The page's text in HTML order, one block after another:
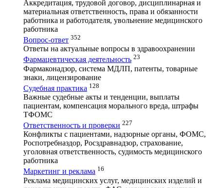
Аккредитация, трудовой договор, дисциплинарная и
материальная ответственность, права и обязанности
работника и работодателя, увольнение медицинского
работника
Вопрос-ответ 352
Ответы на актуальные вопросы в здравоохранении
Фармацевтическая деятельность 23
Фармаконадзор, система МДЛП, патенты, товарные
знаки, лицензирование
Судебная практика 128
Важные судебные акты и тенденции, выплаты
пациентам, компенсация морального вреда, штрафы
ТФОМС
Ответственность и проверки 227
Конфликты с пациентами, надзорные органы, ФОМС,
Роспотребназдор, Росздравнадзор, страхование,
уголовная ответственность, судимость медицинского
работника
Маркетинг и реклама 16
Реклама медицинских услуг, медицинских изделий и